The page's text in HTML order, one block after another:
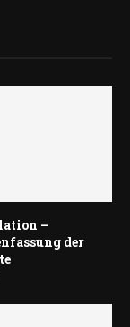
–
der